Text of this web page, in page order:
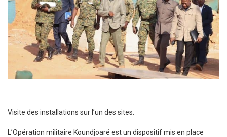
Visite des installations sur l’un des sites.
L’Opération militaire Koundjoaré est un dispositif mis en place